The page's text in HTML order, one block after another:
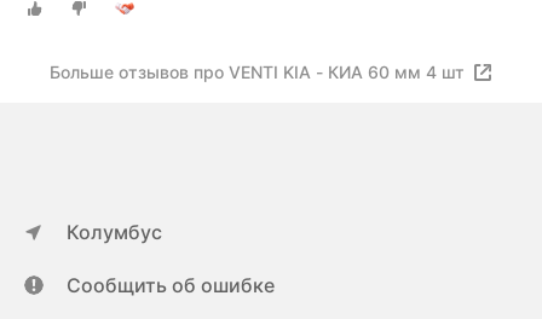
Больше отзывов про VENTI KIA - КИА 60 мм 4 шт
Колумбус
Сообщить об ошибке